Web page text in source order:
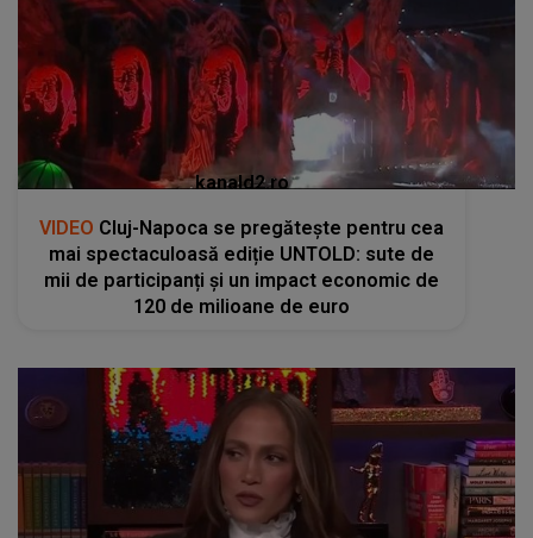
kanald2.ro
VIDEO Cluj-Napoca se pregătește pentru cea
mai spectaculoasă ediție UNTOLD: sute de
mii de participanți și un impact economic de
120 de milioane de euro